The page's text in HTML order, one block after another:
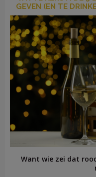
GEVEN (EN TE
Want wie zei dat